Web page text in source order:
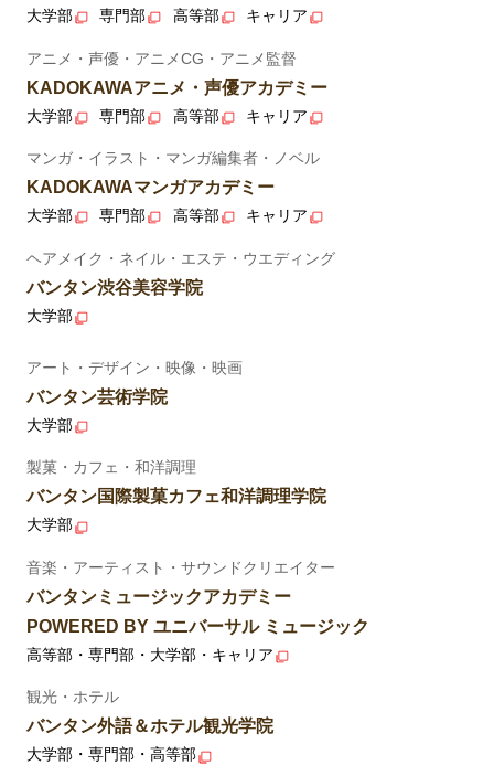
大学部 専門部 高等部 キャリア
アニメ・声優・アニメCG・アニメ監督
KADOKAWAアニメ・声優アカデミー
大学部 専門部 高等部 キャリア
マンガ・イラスト・マンガ編集者・ノベル
KADOKAWAマンガアカデミー
大学部 専門部 高等部 キャリア
ヘアメイク・ネイル・エステ・ウエディング
バンタン渋谷美容学院
大学部
アート・デザイン・映像・映画
バンタン芸術学院
大学部
製菓・カフェ・和洋調理
バンタン国際製菓カフェ和洋調理学院
大学部
音楽・アーティスト・サウンドクリエイター
バンタンミュージックアカデミー
POWERED BY ユニバーサル ミュージック
高等部・専門部・大学部・キャリア
観光・ホテル
バンタン外語＆ホテル観光学院
大学部・専門部・高等部